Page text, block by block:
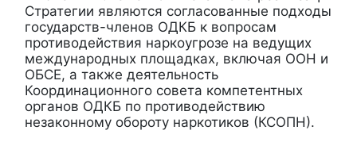
Стратегии являются согласованные подходы
государств-членов ОДКБ к вопросам
противодействия наркоугрозе на ведущих
международных площадках, включая ООН и
ОБСЕ, а также деятельность
Координационного совета компетентных
органов ОДКБ по противодействию
незаконному обороту наркотиков (КСОПН).